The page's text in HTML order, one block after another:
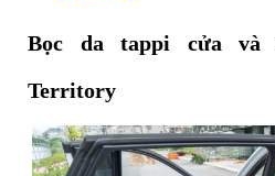
Bọc da tappi cửa và
Territory